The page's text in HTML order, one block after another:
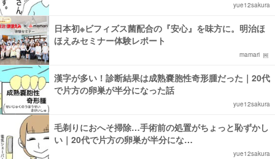
yue12sakura
日本初※ビフィズス菌配合の『安心』を味方に。明治ほ
ほえみセミナー体験レポート
mamari
漢字が多い！診断結果は成熟嚢胞性奇形腫だった｜20代
で片方の卵巣が半分になった話
yue12sakura
毛剃りにおへそ掃除…手術前の処置がちょっと恥ずかし
い｜20代で片方の卵巣が半分にな…
yue12sakura